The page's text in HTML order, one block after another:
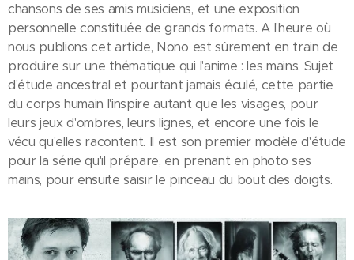
chansons de ses amis musiciens, et une exposition
personnelle constituée de grands formats. A l'heure où
nous publions cet article, Nono est sûrement en train de
produire sur une thématique qui l'anime : les mains. Sujet
d'étude ancestral et pourtant jamais éculé, cette partie
du corps humain l'inspire autant que les visages, pour
leurs jeux d'ombres, leurs lignes, et encore une fois le
vécu qu'elles racontent. Il est son premier modèle d'étude
pour la série qu'il prépare, en prenant en photo ses
mains, pour ensuite saisir le pinceau du bout des doigts.